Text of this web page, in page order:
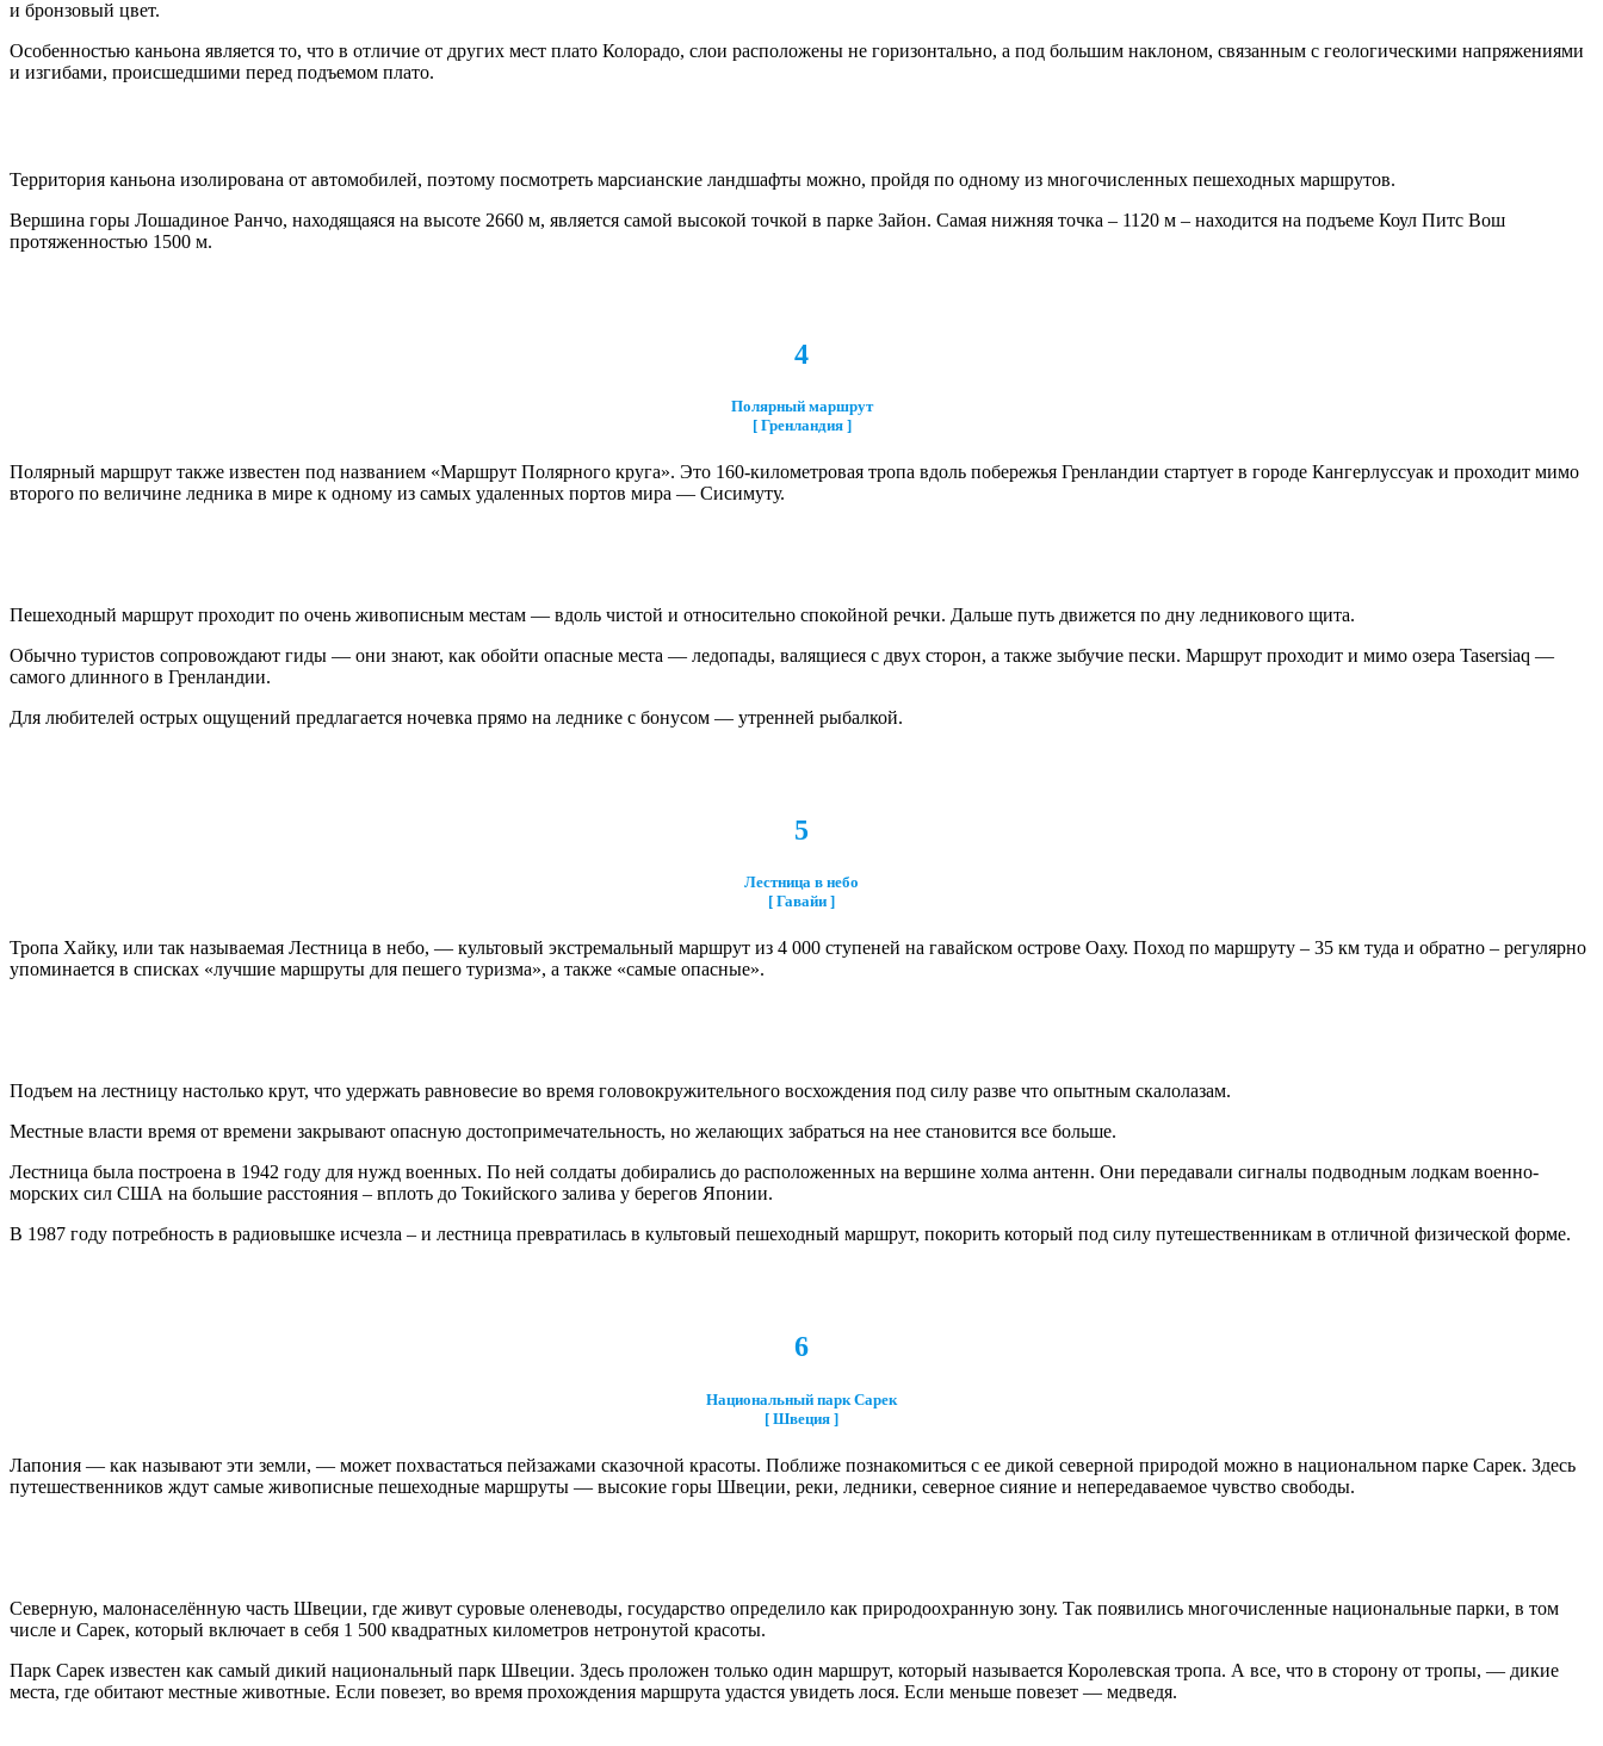
и бронзовый цвет.
Особенностью каньона является то, что в отличие от других мест плато Колорадо, слои расположены не горизонтально, а под большим наклоном, связанным с геологическими напряжениями
и изгибами, происшедшими перед подъемом плато.
Территория каньона изолирована от автомобилей, поэтому посмотреть марсианские ландшафты можно, пройдя по одному из многочисленных пешеходных маршрутов.
Вершина горы Лошадиное Ранчо, находящаяся на высоте 2660 м, является самой высокой точкой в парке Зайон. Самая нижняя точка – 1120 м – находится на подъеме Коул Питс Вош
протяженностью 1500 м.
4
Полярный маршрут
[ Гренландия ]
Полярный маршрут также известен под названием «Маршрут Полярного круга». Это 160-километровая тропа вдоль побережья Гренландии стартует в городе Кангерлуссуак и проходит мимо
второго по величине ледника в мире к одному из самых удаленных портов мира — Сисимуту.
Пешеходный маршрут проходит по очень живописным местам — вдоль чистой и относительно спокойной речки. Дальше путь движется по дну ледникового щита.
Обычно туристов сопровождают гиды — они знают, как обойти опасные места — ледопады, валящиеся с двух сторон, а также зыбучие пески. Маршрут проходит и мимо озера Tasersiaq —
самого длинного в Гренландии.
Для любителей острых ощущений предлагается ночевка прямо на леднике с бонусом — утренней рыбалкой.
5
Лестница в небо
[ Гавайи ]
Тропа Хайку, или так называемая Лестница в небо, — культовый экстремальный маршрут из 4 000 ступеней на гавайском острове Оаху. Поход по маршруту – 35 км туда и обратно – регулярно
упоминается в списках «лучшие маршруты для пешего туризма», а также «самые опасные».
Подъем на лестницу настолько крут, что удержать равновесие во время головокружительного восхождения под силу разве что опытным скалолазам.
Местные власти время от времени закрывают опасную достопримечательность, но желающих забраться на нее становится все больше.
Лестница была построена в 1942 году для нужд военных. По ней солдаты добирались до расположенных на вершине холма антенн. Они передавали сигналы подводным лодкам военно-
морских сил США на большие расстояния – вплоть до Токийского залива у берегов Японии.
В 1987 году потребность в радиовышке исчезла – и лестница превратилась в культовый пешеходный маршрут, покорить который под силу путешественникам в отличной физической форме.
6
Национальный парк Сарек
[ Швеция ]
Лапония — как называют эти земли, — может похвастаться пейзажами сказочной красоты. Поближе познакомиться с ее дикой северной природой можно в национальном парке Сарек. Здесь
путешественников ждут самые живописные пешеходные маршруты — высокие горы Швеции, реки, ледники, северное сияние и непередаваемое чувство свободы.
Северную, малонаселённую часть Швеции, где живут суровые оленеводы, государство определило как природоохранную зону. Так появились многочисленные национальные парки, в том
числе и Сарек, который включает в себя 1 500 квадратных километров нетронутой красоты.
Парк Сарек известен как самый дикий национальный парк Швеции. Здесь проложен только один маршрут, который называется Королевская тропа. А все, что в сторону от тропы, — дикие
места, где обитают местные животные. Если повезет, во время прохождения маршрута удастся увидеть лося. Если меньше повезет — медведя.